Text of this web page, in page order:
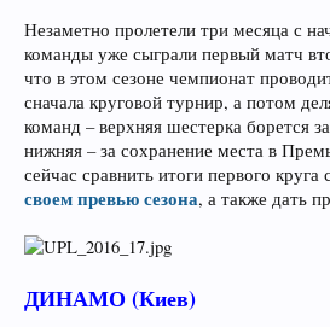
Незаметно пролетели три месяца с
команды уже сыграли первый матч
что в этом сезоне чемпионат
сначала круговой турнир, а потом
команд – верхняя шестерка борется
нижняя – за сохранение места в
сейчас сравнить итоги первого круга
своем превью сезона, а также дать
ДИНАМО (Киев)